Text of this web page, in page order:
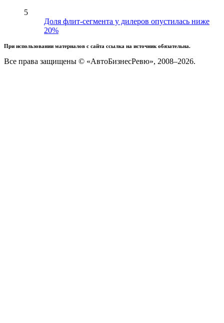
5
Доля флит-сегмента у дилеров опустилась ниже
20%
При использовании материалов с сайта ссылка на источник обязательна.
Все права защищены © «АвтоБизнесРевю», 2008–2026.